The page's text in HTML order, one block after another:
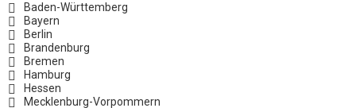
Baden-Württemberg
Bayern
Berlin
Brandenburg
Bremen
Hamburg
Hessen
Mecklenburg-Vorpommern